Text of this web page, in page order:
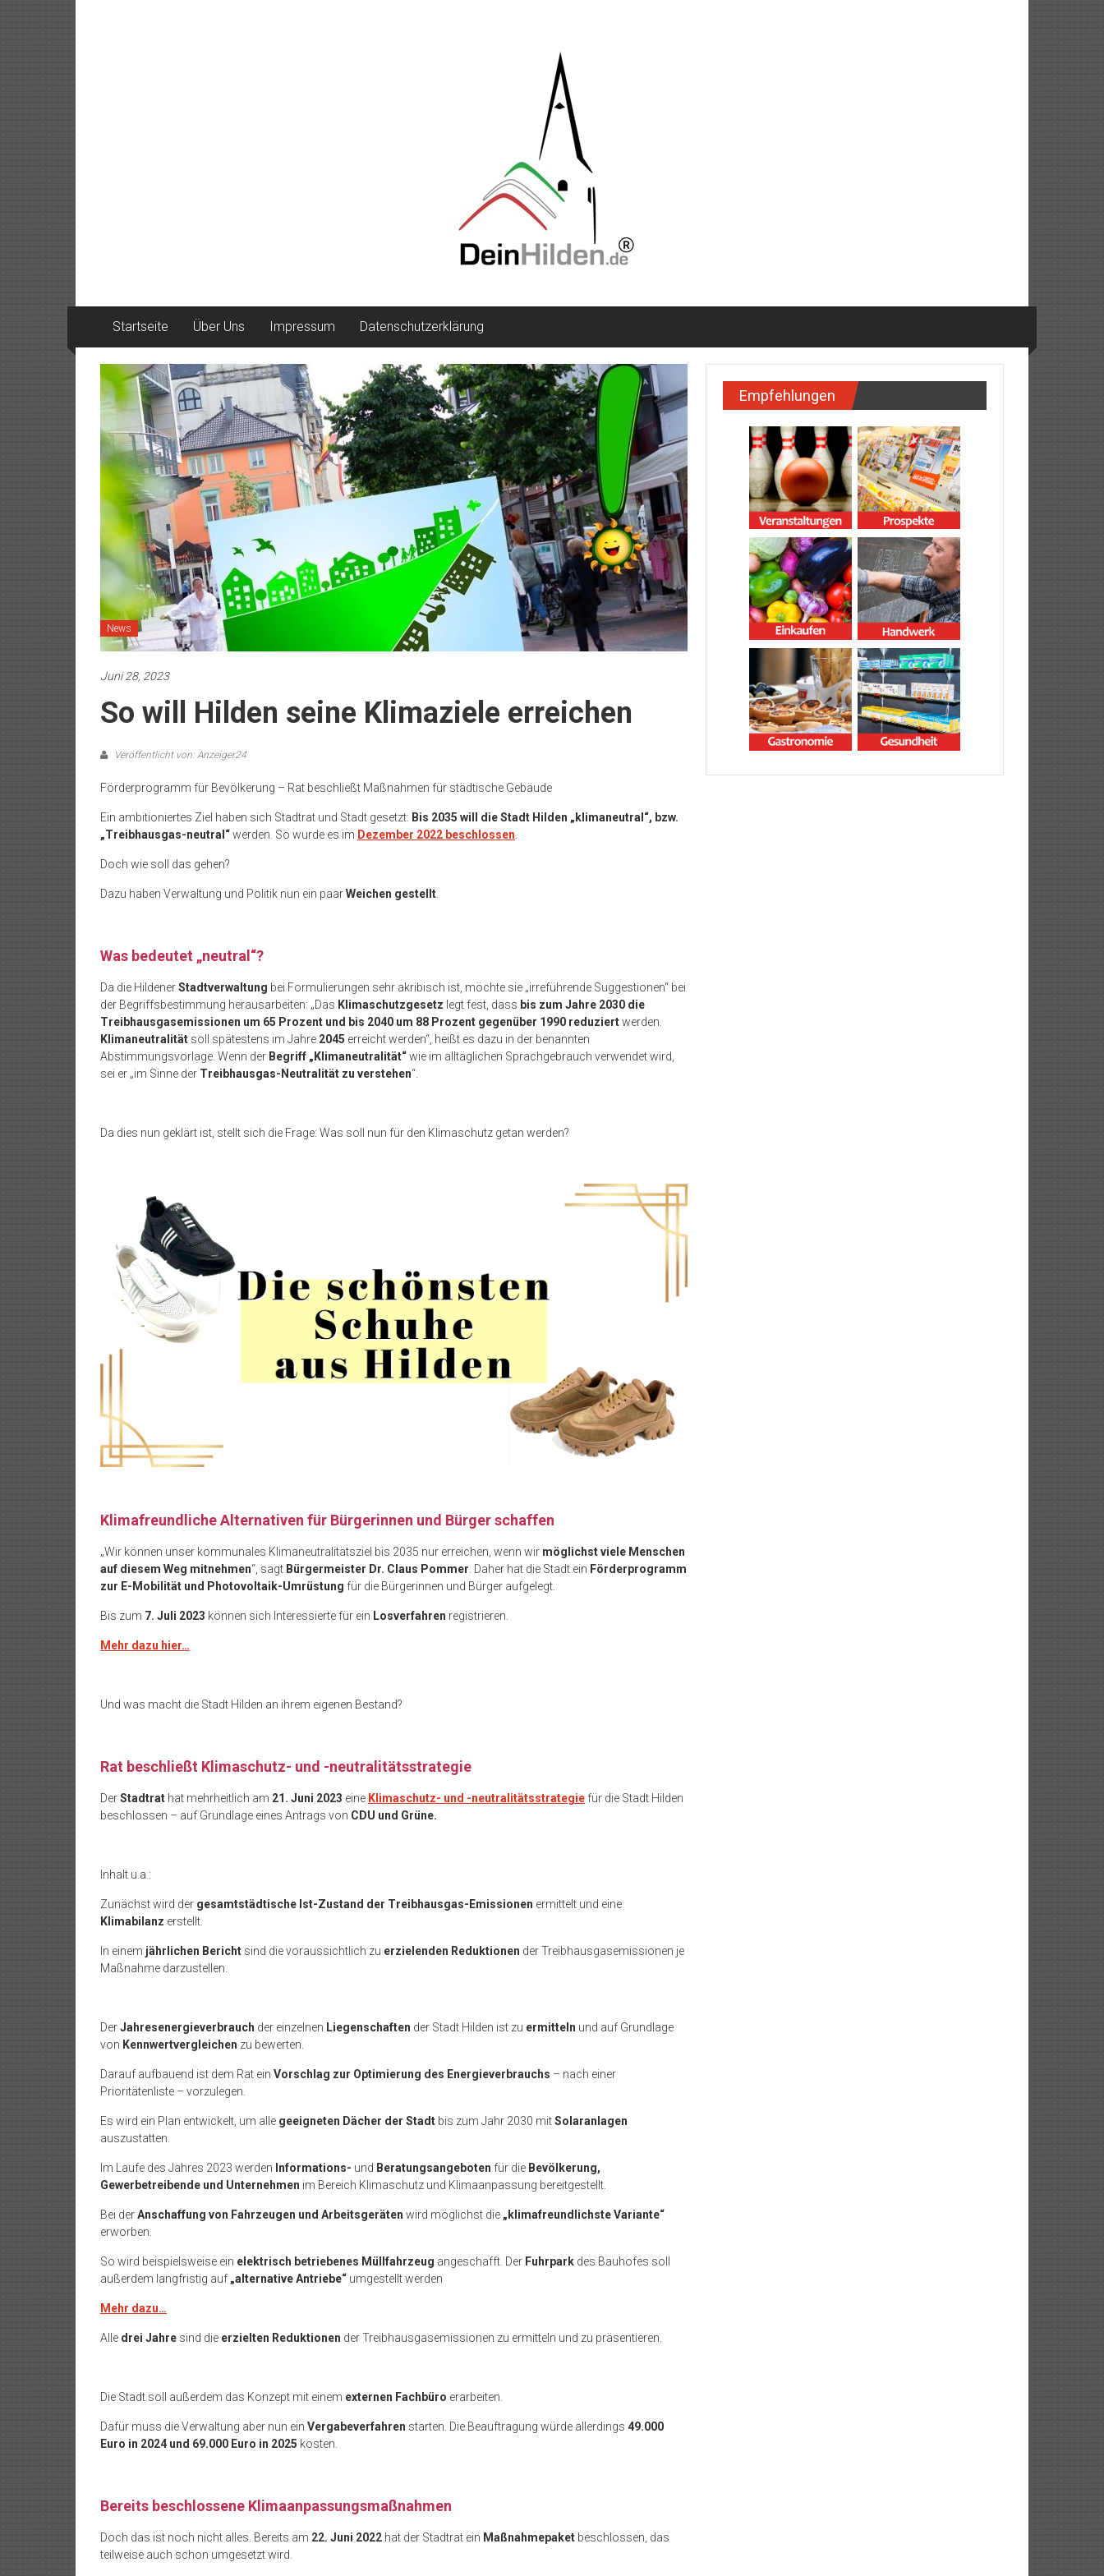
Startseite Über Uns Impressum Datenschutzerklärung
News
Juni 28, 2023
So will Hilden seine Klimaziele erreichen
Veröffentlicht von: Anzeiger24
Förderprogramm für Bevölkerung – Rat beschließt Maßnahmen für städtische Gebäude
Ein ambitioniertes Ziel haben sich Stadtrat und Stadt gesetzt: Bis 2035 will die Stadt Hilden „klimaneutral“, bzw.
„Treibhausgas-neutral“werden. So wurde es im Dezember 2022 beschlossen
Doch wie soll das gehen?
Dazu haben Verwaltung und Politik nun ein paarWeichen gestellt
Was bedeutet „neutral“?
Da die HildenerStadtverwaltung bei Formulierungen sehr akribisch ist, möchte sie „irreführende Suggestionen“ bei
der Begriffsbestimmung herausarbeiten: „Das Klimaschutzgesetz legt fest, dass bis zum Jahre 2030 die
Treibhausgasemissionen um 65 Prozent und bis 2040 um 88 Prozent gegenüber 1990 reduziertwerden.
Klimaneutralität soll spätestens im Jahre 2045 erreicht werden“, heißt es dazu in der benannten
Abstimmungsvorlage. Wenn der Begriff „Klimaneutralität“wie im alltäglichen Sprachgebrauch verwendet wird,
sei er „im Sinne der Treibhausgas-Neutralität zu verstehen“.
Da dies nun geklärt ist, stellt sich die Frage: Was soll nun für den Klimaschutz getan werden?
Klimafreundliche Alternativen für Bürgerinnen und Bürger schaffen
„Wir können unser kommunales Klimaneutralitätsziel bis 2035 nur erreichen, wenn wir möglichst viele Menschen
auf diesem Weg mitnehmen“, sagt Bürgermeister Dr. Claus Pommer. Daher hat die Stadt ein Förderprogramm
zur E-Mobilität und Photovoltaik-Umrüstung für die Bürgerinnen und Bürger aufgelegt.
Bis zum 7. Juli 2023 können sich Interessierte für ein Losverfahren registrieren.
Mehr dazu hier…
Und was macht die Stadt Hilden an ihrem eigenen Bestand?
Rat beschließt Klimaschutz- und -neutralitätsstrategie
DerStadtrat hat mehrheitlich am 21. Juni 2023 eine Klimaschutz- und -neutralitätsstrategie für die Stadt Hilden
beschlossen – auf Grundlage eines Antrags von CDU und Grüne.
Inhalt u.a.:
Zunächst wird der gesamtstädtische Ist-Zustand der Treibhausgas-Emissionen ermittelt und eine
Klimabilanz erstellt.
In einem jährlichen Bericht sind die voraussichtlich zu erzielenden Reduktionen der Treibhausgasemissionen je
Maßnahme darzustellen.
DerJahresenergieverbrauch der einzelnen Liegenschaften der Stadt Hilden ist zu ermitteln und auf Grundlage
von Kennwertvergleichen zu bewerten.
Darauf aufbauend ist dem Rat ein Vorschlag zur Optimierung des Energieverbrauchs – nach einer
Prioritätenliste – vorzulegen.
Es wird ein Plan entwickelt, um alle geeigneten Dächer der Stadt bis zum Jahr 2030 mitSolaranlagen
auszustatten.
Im Laufe des Jahres 2023 werden Informations- und Beratungsangeboten für die Bevölkerung,
Gewerbetreibende und Unternehmen im Bereich Klimaschutz und Klimaanpassung bereitgestellt.
Bei derAnschaffung von Fahrzeugen und Arbeitsgeräten wird möglichst die „klimafreundlichste Variante“
erworben.
So wird beispielsweise ein elektrisch betriebenes Müllfahrzeug angeschafft. Der Fuhrpark des Bauhofes soll
außerdem langfristig auf „alternative Antriebe“ umgestellt werden
Mehr dazu…
Alle drei Jahre sind die erzielten Reduktionen der Treibhausgasemissionen zu ermitteln und zu präsentieren.
Die Stadt soll außerdem das Konzept mit einem externen Fachbüro erarbeiten.
Dafür muss die Verwaltung aber nun ein Vergabeverfahren starten. Die Beauftragung würde allerdings 49.000
Euro in 2024 und 69.000 Euro in 2025 kosten.
Bereits beschlossene Klimaanpassungsmaßnahmen
Doch das ist noch nicht alles. Bereits am 22. Juni 2022 hat der Stadtrat ein Maßnahmepaket beschlossen, das
teilweise auch schon umgesetzt wird.
Empfehlungen